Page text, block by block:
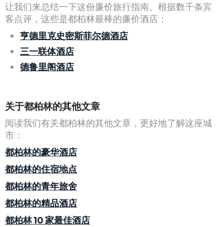
让我们来总结一下这份廉价旅行指南。根据数千条宾
客点评，这些是都柏林最棒的廉价酒店：
亨德里克史密斯菲尔德酒店
三一联体酒店
德鲁里阁酒店
关于都柏林的其他文章
阅读我们有关都柏林的其他文章，更好地了解这座城
市：
都柏林的豪华酒店
都柏林的住宿地点
都柏林的青年旅舍
都柏林的精品酒店
都柏林 10 家最佳酒店